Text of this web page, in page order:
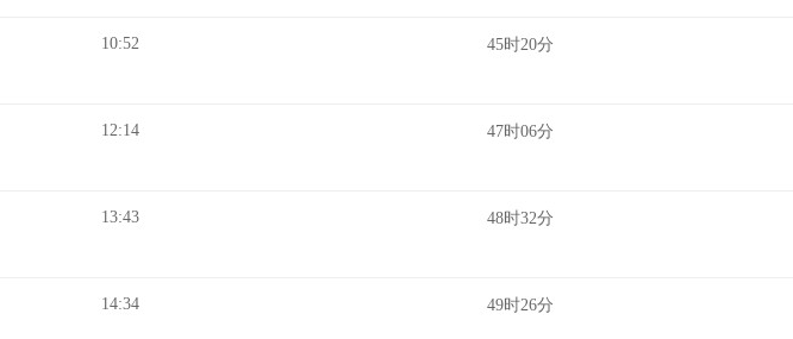
10:52 45时20分
12:14 47时06分
13:43 48时32分
14:34 49时26分